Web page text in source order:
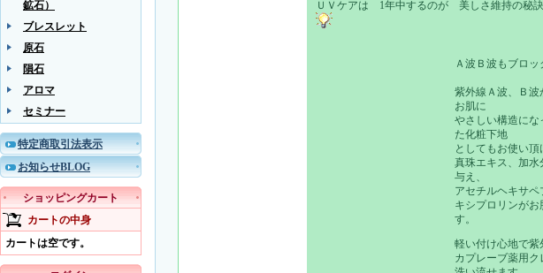
鉱石）
ブレスレット
原石
隕石
アロマ
セミナー
特定商取引法表示
お知らせBLOG
ショッピングカート
カートの中身
カートは空です。
ＵＶケアは 1年中するのが 美しさ維持の秘
Ａ波Ｂ波もブロ
紫外線Ａ波、Ｂ波
お肌に
やさしい構造にな
た化粧下地
としてもお使い頂
真珠エキス、加水
与え、
アセチルヘキサ
キシプロリンがお
す。
軽い付け心地で紫
カプレーブ薬用ク